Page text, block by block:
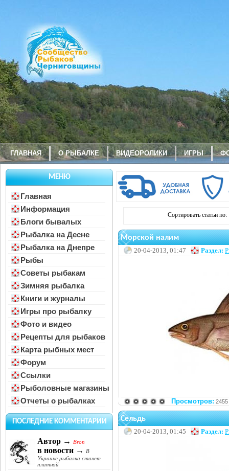
ГЛАВНАЯ О РЫБАЛКЕ ВИДЕОРОЛИКИ ИГРЫ
МЕНЮ
Главная
Информация
Блоги бывалых
Рыбалка на Десне
Рыбалка на Днепре
Рыбы
Советы рыбакам
Зимняя рыбалка
Книги и журналы
Игры про рыбалку
Фото и видео
Рецепты для рыбаков
Карта рыбных мест
Форум
Ссылки
Рыболовные магазины
Отчеты о рыбалках
ПОСЛЕДНИЕ КОММЕНТАРИИ
Автор → Bron
в новости →
В
Украине рыбалка станет
платной
Сортировать статьи по:
Морской налим
20-04-2013, 01:47 Раздел:
Просмотров:
Сельдь
20-04-2013, 01:45 Раздел: